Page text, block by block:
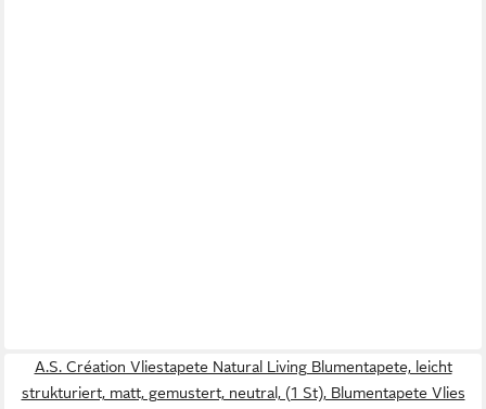
A.S. Création Vliestapete Natural Living Blumentapete, leicht
strukturiert, matt, gemustert, neutral, (1 St), Blumentapete Vlies